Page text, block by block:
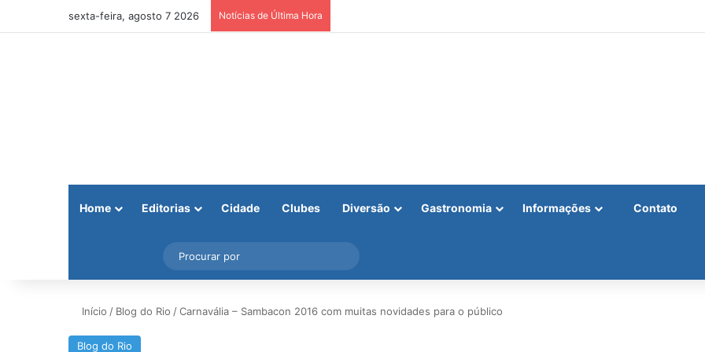
sexta-feira, agosto 7 2026 Notícias de Última Hora
Home Editorias Cidade Clubes Diversão Gastronomia Informações Contato
Instagram
Barra Lateral
por
Início / Blog do Rio /Carnavália – Sambacon 2016 com muitas novidades para o público
Blog do Rio